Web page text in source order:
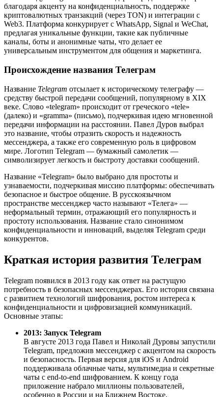
благодаря акценту на конфиденциальность, поддержке
криптовалютных транзакций (через TON) и интеграции с
Web3. Платформа конкурирует с WhatsApp, Signal и WeChat,
предлагая уникальные функции, такие как публичные
каналы, боты и анонимные чаты, что делает ее
универсальным инструментом для общения и маркетинга.
Происхождение названия Телеграм
Название Telegram отсылает к историческому телеграфу —
средству быстрой передачи сообщений, популярному в XIX
веке. Слово «telegram» происходит от греческого «tele»
(далеко) и «gramma» (письмо), подчеркивая идею мгновенной
передачи информации на расстоянии. Павел Дуров выбрал
это название, чтобы отразить скорость и надежность
мессенджера, а также его современную роль в цифровом
мире. Логотип Telegram — бумажный самолетик —
символизирует легкость и быстроту доставки сообщений.
Название «Telegram» было выбрано для простоты и
узнаваемости, подчеркивая миссию платформы: обеспечивать
безопасное и быстрое общение. В русскоязычном
пространстве мессенджер часто называют «Телега» —
неформальный термин, отражающий его популярность и
простоту использования. Название стало синонимом
конфиденциальности и инноваций, выделяя Telegram среди
конкурентов.
Краткая история развития Телеграм
Telegram появился в 2013 году как ответ на растущую
потребность в безопасных мессенджерах. Его история связана
с развитием технологий шифрования, ростом интереса к
конфиденциальности и цифровизацией коммуникаций.
Основные этапы:
2013: Запуск Telegram
В августе 2013 года Павел и Николай Дуровы запустили
Telegram, предложив мессенджер с акцентом на скорость
и безопасность. Первая версия для iOS и Android
поддерживала облачные чаты, мультимедиа и секретные
чаты с end-to-end шифрованием. К концу года
приложение набрало миллионы пользователей,
особенно в России и на Ближнем Востоке.